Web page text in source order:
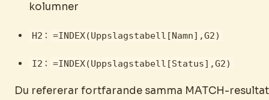
kolumner
H2 : =INDEX(Uppslagstabell[Namn],G2)
I2 : =INDEX(Uppslagstabell[Status],G2)
Du refererar fortfarande samma MATCH-